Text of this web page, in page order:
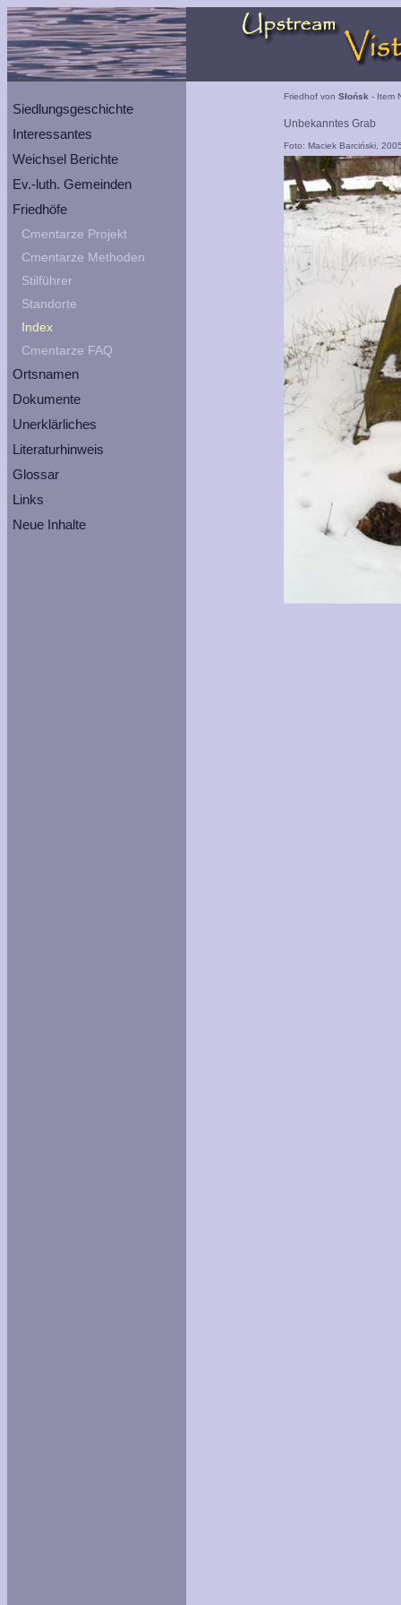
Siedlungsgeschichte
Interessantes
Weichsel Berichte
Ev.-luth. Gemeinden
Friedhöfe
Cmentarze Projekt
Cmentarze Methoden
Stilführer
Standorte
Index
Cmentarze FAQ
Ortsnamen
Dokumente
Unerklärliches
Literaturhinweis
Glossar
Links
Neue Inhalte
Friedhof von Słońsk - Item
Unbekanntes Grab
Foto: Maciek Barciński,